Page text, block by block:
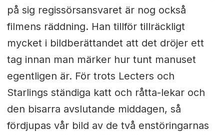
på sig regissörsansvaret är nog också
filmens räddning. Han tillför tillräckligt
mycket i bildberättandet att det dröjer ett
tag innan man märker hur tunt manuset
egentligen är. För trots Lecters och
Starlings ständiga katt och råtta-lekar och
den bisarra avslutande middagen, så
fördjupas vår bild av de två enstöringarnas